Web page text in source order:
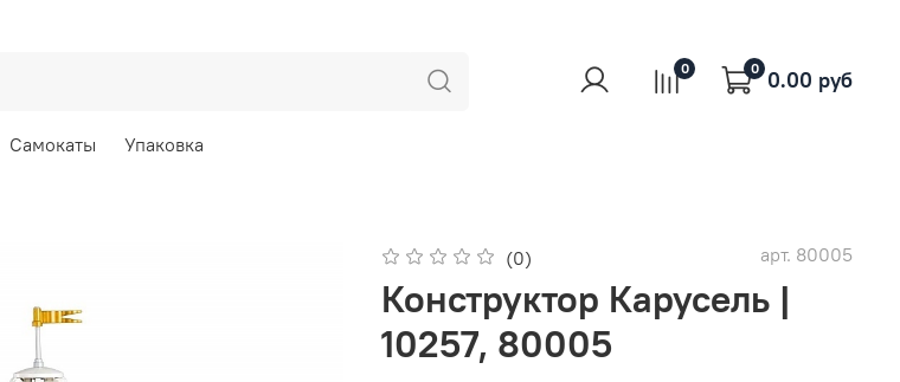
0 0 0.00 руб
Самокаты Упаковка
(0) арт. 80005
Конструктор Карусель |
10257, 80005